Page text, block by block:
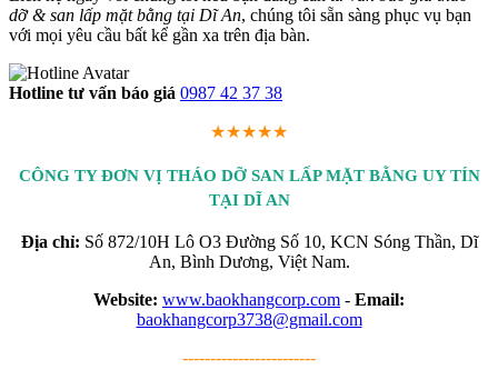
dỡ & san lấp mặt bằng tại Dĩ An, chúng tôi sẵn sàng phục vụ bạn
với mọi yêu cầu bất kể gần xa trên địa bàn.
Hotline tư vấn báo giá 0987 42 37 38
★★★★★
CÔNG TY ĐƠN VỊ THÁO DỠ SAN LẤP MẶT BẰNG UY TÍN
TẠI DĨ AN
Địa chỉ: Số 872/10H Lô O3 Đường Số 10, KCN Sóng Thần, Dĩ
An, Bình Dương, Việt Nam.
Website: www.baokhangcorp.com - Email:
baokhangcorp3738@gmail.com
------------------------